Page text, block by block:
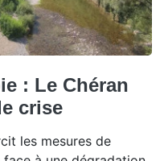
: Le Chéran
crise
les mesures de